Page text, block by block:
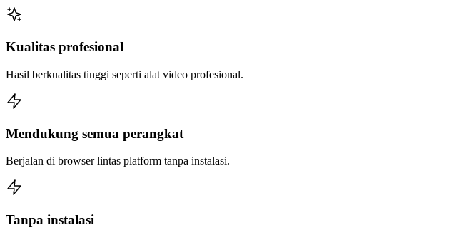
Kualitas profesional
Hasil berkualitas tinggi seperti alat video profesional.
Mendukung semua perangkat
Berjalan di browser lintas platform tanpa instalasi.
Tanpa instalasi